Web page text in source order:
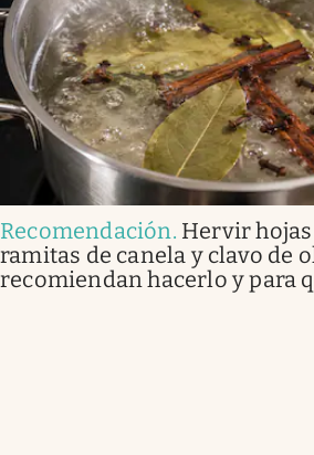
Recomendación. Hervir
ramitas de canela y clavo de
recomiendan hacerlo y para